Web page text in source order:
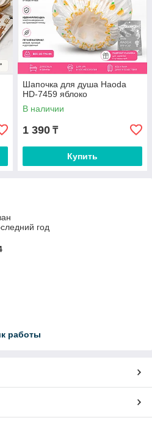
Шапочка для душа Haoda
HD-7459 яблоко
В наличии
1 390 ₸
Купить
год
работы